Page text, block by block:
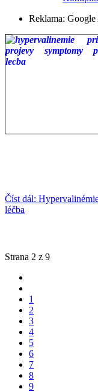
Reklama: Google
Číst dál:
léčba
Strana 2 z 9
1
2
3
4
5
6
7
8
9